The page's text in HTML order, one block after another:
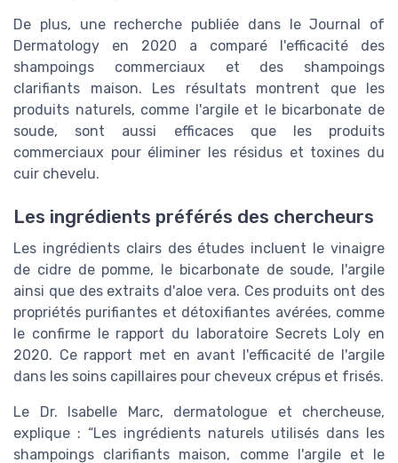
De plus, une recherche publiée dans le Journal of
Dermatology en 2020 a comparé l'efficacité des
shampoings commerciaux et des shampoings
clarifiants maison. Les résultats montrent que les
produits naturels, comme l'argile et le bicarbonate de
soude, sont aussi efficaces que les produits
commerciaux pour éliminer les résidus et toxines du
cuir chevelu.
Les ingrédients préférés des chercheurs
Les ingrédients clairs des études incluent le vinaigre
de cidre de pomme, le bicarbonate de soude, l'argile
ainsi que des extraits d'aloe vera. Ces produits ont des
propriétés purifiantes et détoxifiantes avérées, comme
le confirme le rapport du laboratoire Secrets Loly en
2020. Ce rapport met en avant l'efficacité de l'argile
dans les soins capillaires pour cheveux crépus et frisés.
Le Dr. Isabelle Marc, dermatologue et chercheuse,
explique : “Les ingrédients naturels utilisés dans les
shampoings clarifiants maison, comme l'argile et le